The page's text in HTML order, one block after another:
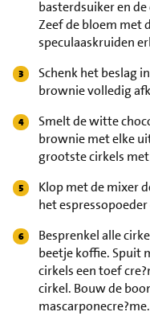
basterdsuiker en
Zeef de bloem met
speculaaskruiden
Schenk het beslag
brownie volledig
Smelt de witte
brownie met elke
grootste cirkels
Klop met de mixer
het
Besprenkel alle
beetje koffie. Spuit
cirkels een toef
cirkel. Bouw de
mascarponecre?me.